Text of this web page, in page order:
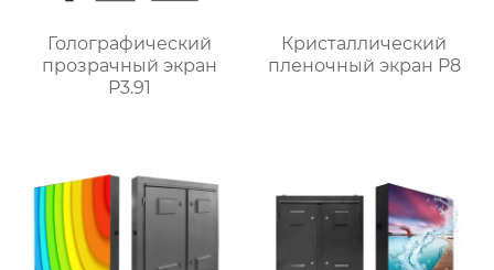
Голографический
прозрачный экран
P3.91
Кристаллический
пленочный экран P8